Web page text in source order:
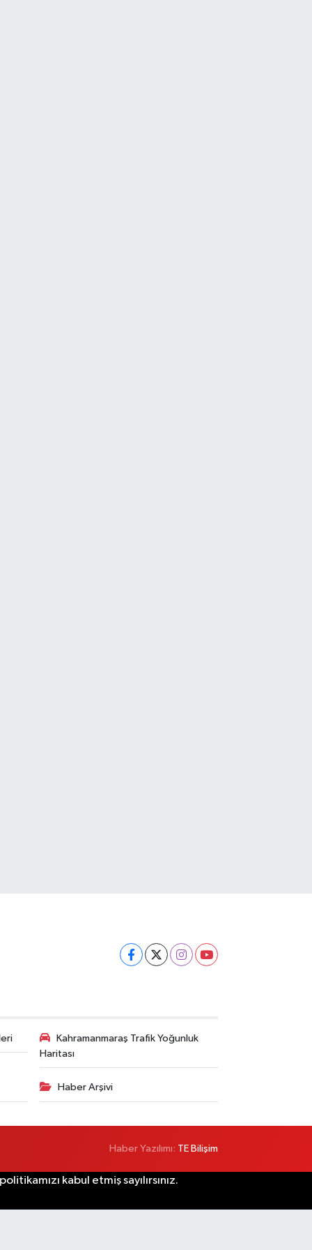
Kahramanmaraş Trafik Yoğunluk
Haritası
Haber Arşivi
Haber Yazılımı: TE Bilişim
kabul etmiş sayılırsınız.